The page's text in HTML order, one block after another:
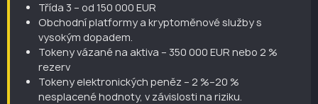
Třída 3 – od 150 000 EUR
Obchodní platformy a kryptoměnové služby s
vysokým dopadem.
Tokeny vázané na aktiva – 350 000 EUR nebo 2 %
rezerv
Tokeny elektronických peněz – 2 %–20 %
nesplacené hodnoty, v závislosti na riziku.